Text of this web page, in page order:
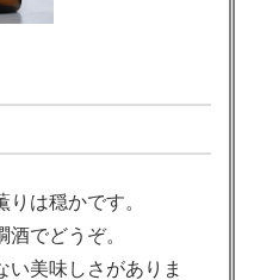
は穏かです。
でどうぞ。
い美味しさがありま